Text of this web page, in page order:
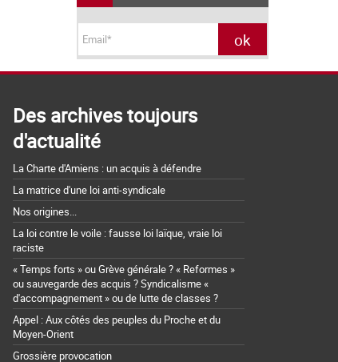
Des archives toujours
d'actualité
La Charte d'Amiens : un acquis à défendre
La matrice d'une loi anti-syndicale
Nos origines...
La loi contre le voile : fausse loi laïque, vraie loi
raciste
« Temps forts » ou Grève générale ? « Reformes »
ou sauvegarde des acquis ? Syndicalisme «
d'accompagnement » ou de lutte de classes ?
Appel : Aux côtés des peuples du Proche et du
Moyen-Orient
Grossière provocation